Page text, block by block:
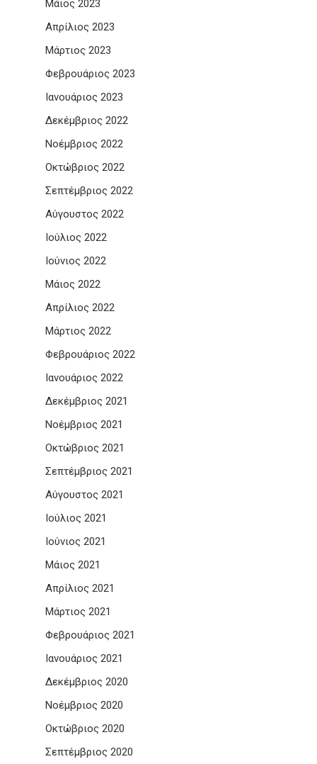
Μάιος 2023
Απρίλιος 2023
Μάρτιος 2023
Φεβρουάριος 2023
Ιανουάριος 2023
Δεκέμβριος 2022
Νοέμβριος 2022
Οκτώβριος 2022
Σεπτέμβριος 2022
Αύγουστος 2022
Ιούλιος 2022
Ιούνιος 2022
Μάιος 2022
Απρίλιος 2022
Μάρτιος 2022
Φεβρουάριος 2022
Ιανουάριος 2022
Δεκέμβριος 2021
Νοέμβριος 2021
Οκτώβριος 2021
Σεπτέμβριος 2021
Αύγουστος 2021
Ιούλιος 2021
Ιούνιος 2021
Μάιος 2021
Απρίλιος 2021
Μάρτιος 2021
Φεβρουάριος 2021
Ιανουάριος 2021
Δεκέμβριος 2020
Νοέμβριος 2020
Οκτώβριος 2020
Σεπτέμβριος 2020